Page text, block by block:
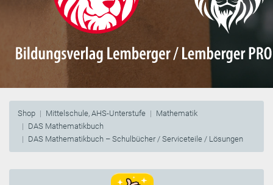
Shop Mittelschule, AHS-Unterstufe
Mathematik
DAS Mathematikbuch
DAS Mathematikbuch – Schulbücher / Serviceteile / Lösungen